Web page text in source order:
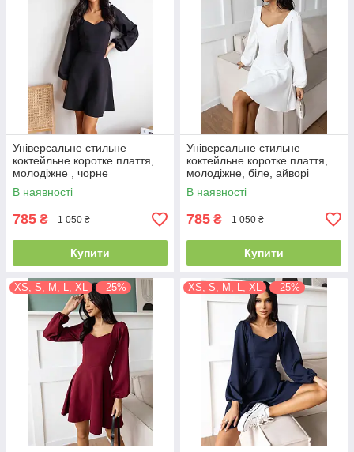
Універсальне стильне
коктейльне коротке плаття,
молодіжне , чорне
В наявності
785 ₴ 1 050 ₴
Купити
Універсальне стильне
коктейльне коротке плаття,
молодіжне, біле, айворі
В наявності
785 ₴ 1 050 ₴
Купити
XS, S, M, L, XL –25% XS, S, M, L, XL –25%